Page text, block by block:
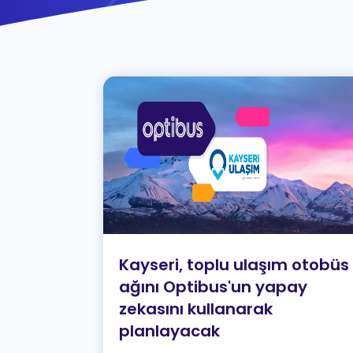
Kayseri, toplu ulaşım otobüs
ağını Optibus'un yapay
zekasını kullanarak
planlayacak